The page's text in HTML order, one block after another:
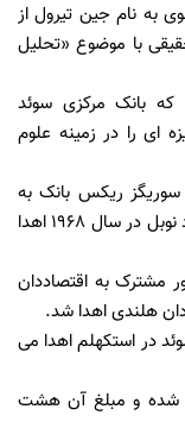
به نام جین تیرول از
با موضوع «تحلیل
که بانک مرکزی سوئد
ای را در زمینه علوم
ریکس بانک به
مناسبت سیصدمین سالگرد تاسیس بانک به بنیاد نوبل در سال 1968 اهدا
نوبل اقتصاد در سال 1968 به طور مشترک به اقتصاددان
هلندی اهدا شد.
در استکهلم اهدا می
تاکنون به 75 نفر اهدا شده و مبلغ آن هشت